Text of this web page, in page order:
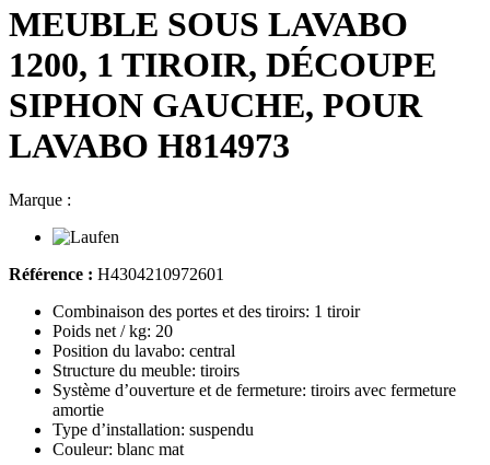
MEUBLE SOUS LAVABO
1200, 1 TIROIR, DÉCOUPE
SIPHON GAUCHE, POUR
LAVABO H814973
Marque :
Référence : H4304210972601
Combinaison des portes et des tiroirs: 1 tiroir
Poids net / kg: 20
Position du lavabo: central
Structure du meuble: tiroirs
Système d’ouverture et de fermeture: tiroirs avec fermeture
amortie
Type d’installation: suspendu
Couleur: blanc mat